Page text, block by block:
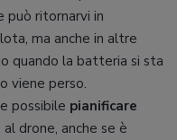
può ritornarvi in
ma anche in altre
quando la batteria si sta
viene perso.
possibile pianificare
drone, anche se è